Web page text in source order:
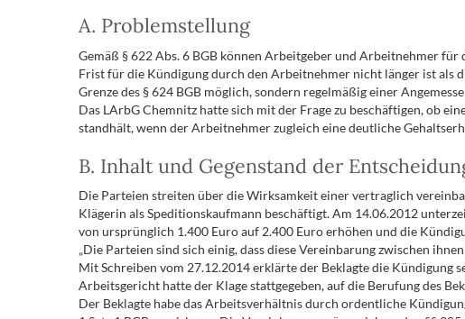
A. Problemstellung
Gemäß § 622 Abs. 6 BGB können Arbeitgeber und Arbeitnehmer
Frist für die Kündigung durch den Arbeitnehmer nicht länger ist als
Grenze des § 624 BGB möglich, sondern regelmäßig einer
Das LArbG Chemnitz hatte sich mit der Frage zu beschäftigen, ob
standhält, wenn der Arbeitnehmer zugleich eine deutliche
B. Inhalt und Gegenstand der
Die Parteien streiten über die Wirksamkeit einer vertraglich
Klägerin als Speditionskaufmann beschäftigt. Am 14.06.2012
von ursprünglich 1.400 Euro auf 2.400 Euro erhöhen und die
„Die Parteien sind sich einig, dass diese Vereinbarung zwischen
Mit Schreiben vom 27.12.2014 erklärte der Beklagte die Kündigung
Arbeitsgericht hatte der Klage stattgegeben, auf die Berufung des
Der Beklagte habe das Arbeitsverhältnis durch ordentliche